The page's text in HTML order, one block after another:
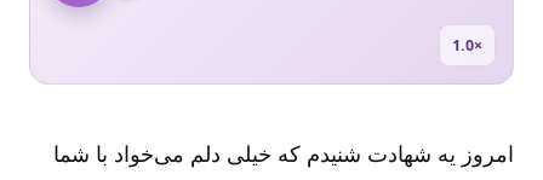
1.0×
امروز یه شهادت شنیدم که خیلی دلم می‌خواد با شما